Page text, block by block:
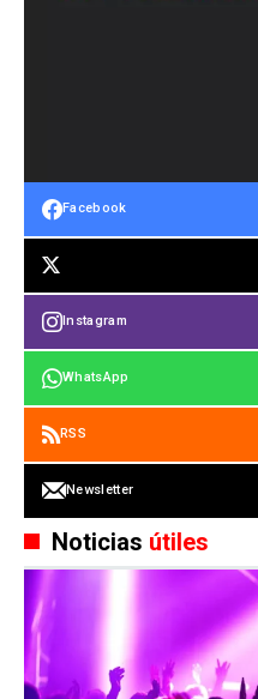
Facebook
Instagram
WhatsApp
RSS
Newsletter
Noticias útiles